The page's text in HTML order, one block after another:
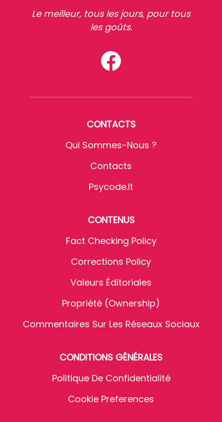
Le meilleur, tous les jours, pour tous
les goûts.
CONTACTS
Qui Sommes-Nous ?
Contacts
Psycode.it
CONTENUS
Fact Checking Policy
Corrections Policy
Valeurs Éditoriales
Propriété (Ownership)
Commentaires Sur Les Réseaux Sociaux
CONDITIONS GÉNÉRALES
Politique De Confidentialité
Cookie Preferences